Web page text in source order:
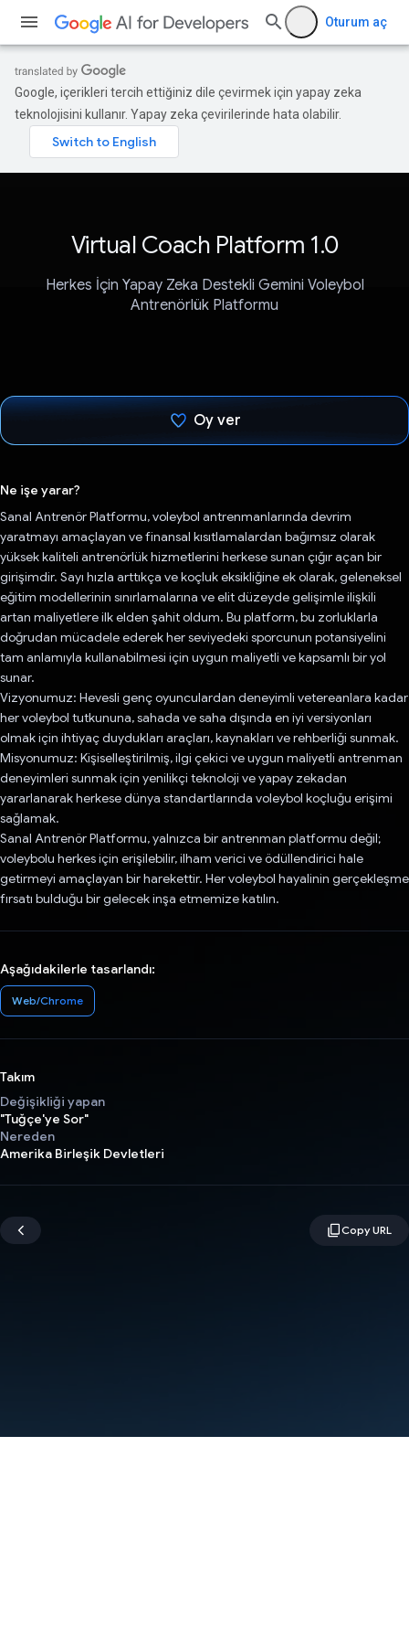
Oturum aç
Google, içerikleri tercih ettiğiniz dile çevirmek için yapay zeka
teknolojisini kullanır. Yapay zeka çevirilerinde hata olabilir.
Virtual Coach Platform 1.0
Herkes İçin Yapay Zeka Destekli Gemini Voleybol
Antrenörlük Platformu
Oy ver
Ne işe yarar?
Sanal Antrenör Platformu, voleybol antrenmanlarında devrim
yaratmayı amaçlayan ve finansal kısıtlamalardan bağımsız olarak
yüksek kaliteli antrenörlük hizmetlerini herkese sunan çığır açan bir
girişimdir. Sayı hızla arttıkça ve koçluk eksikliğine ek olarak, geleneksel
eğitim modellerinin sınırlamalarına ve elit düzeyde gelişimle ilişkili
artan maliyetlere ilk elden şahit oldum. Bu platform, bu zorluklarla
doğrudan mücadele ederek her seviyedeki sporcunun potansiyelini
tam anlamıyla kullanabilmesi için uygun maliyetli ve kapsamlı bir yol
sunar.
Vizyonumuz: Hevesli genç oyunculardan deneyimli vetereanlara kadar
her voleybol tutkununa, sahada ve saha dışında en iyi versiyonları
olmak için ihtiyaç duydukları araçları, kaynakları ve rehberliği sunmak.
Misyonumuz: Kişiselleştirilmiş, ilgi çekici ve uygun maliyetli antrenman
deneyimleri sunmak için yenilikçi teknoloji ve yapay zekadan
yararlanarak herkese dünya standartlarında voleybol koçluğu erişimi
sağlamak.
Sanal Antrenör Platformu, yalnızca bir antrenman platformu değil;
voleybolu herkes için erişilebilir, ilham verici ve ödüllendirici hale
getirmeyi amaçlayan bir harekettir. Her voleybol hayalinin gerçekleşme
fırsatı bulduğu bir gelecek inşa etmemize katılın.
Aşağıdakilerle tasarlandı:
Web/Chrome
Takım
Değişikliği yapan
"Tuğçe'ye Sor"
Nereden
Amerika Birleşik Devletleri